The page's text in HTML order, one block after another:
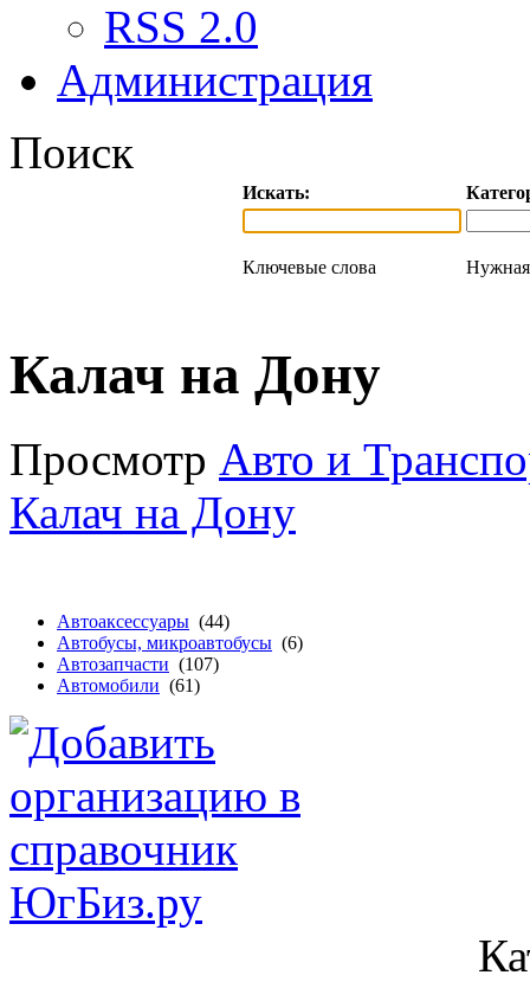
RSS 2.0
Администрация
Поиск
Искать:
Ключевые слова Нужная
Калач на Дону
Просмотр Авто и
Калач на Дону
Автоаксессуары (44)
Автобусы, микроавтобусы (6)
Автозапчасти (107)
Автомобили (61)